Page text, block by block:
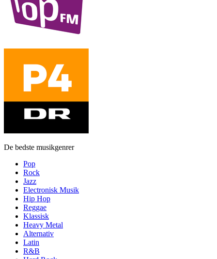
De bedste musikgenrer
Pop
Rock
Jazz
Electronisk Musik
Hip Hop
Reggae
Klassisk
Heavy Metal
Alternativ
Latin
R&B